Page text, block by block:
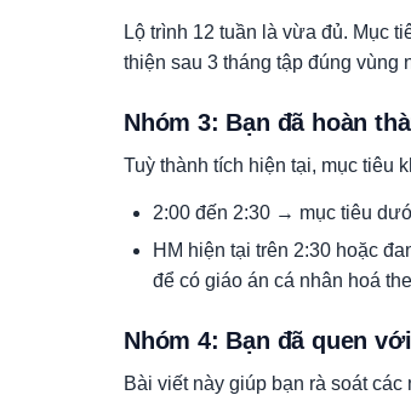
Lộ trình 12 tuần là vừa đủ. Mục
thiện sau 3 tháng tập đúng vùng
Nhóm 3: Bạn đã hoàn
Tuỳ thành tích hiện tại, mục tiêu
2:00 đến 2:30 → mục tiêu
HM hiện tại trên 2:30 hoặc
để có giáo án cá nhân hoá
Nhóm 4: Bạn đã quen
Bài viết này giúp bạn rà soát